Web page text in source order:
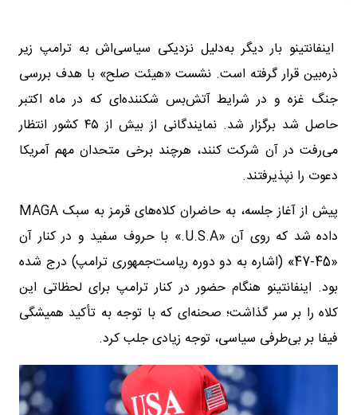
اینفانتینو بار دیگر به‌دلیل نزدیکی سیاسی‌اش به ترامپ زیر
ذره‌بین قرار گرفته است. نشست «هیئت صلح» با هدف بررسی
جنگ غزه و در شرایط آتش‌بس شکننده‌ای که در ماه اکتبر
حاصل شد برگزار شد. نمایندگانی از بیش از ۴۵ کشور انتظار
می‌رفت در آن شرکت کنند، هرچند برخی متحدان مهم آمریکا
دعوت را نپذیرفتند.
پیش از آغاز جلسه، به حاضران کلاه‌های قرمز به سبک MAGA
داده شد که روی آن «U.S.A.» با حروف سفید و در کنار آن
«45-47» (اشاره به دو دوره ریاست‌جمهوری ترامپ) درج شده
بود. اینفانتینو هنگام حضور در کنار ترامپ برای لحظاتی این
کلاه را بر سر گذاشت؛ صحنه‌ای که با توجه به تأکید همیشگی
فیفا بر بی‌طرفی سیاسی، توجه زیادی جلب کرد.